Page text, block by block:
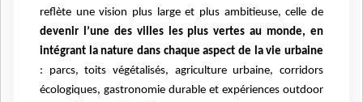
reflète une vision plus large et plus ambitieuse, celle de
devenir l’une des villes les plus vertes au monde, en
intégrant la nature dans chaque aspect de la vie urbaine
: parcs, toits végétalisés, agriculture urbaine, corridors
écologiques, gastronomie durable et expériences outdoor